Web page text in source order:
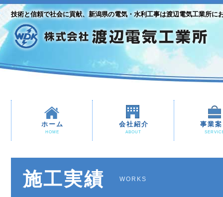
技術と信頼で社会に貢献、新潟県の電気・水利工事は渡辺電気工業所に
ホーム
HOME
会社紹介
ABOUT
事業
施工実績 WORKS